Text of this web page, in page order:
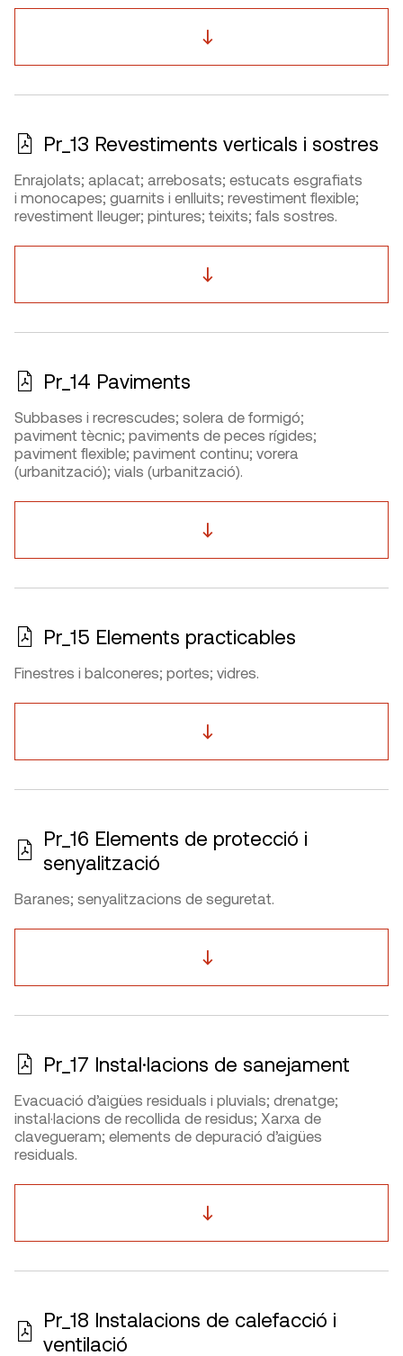
Pr_13 Revestiments verticals i sostres
Enrajolats; aplacat; arrebosats; estucats esgrafiats
i monocapes; guarnits i enlluits; revestiment flexible;
revestiment lleuger; pintures; teixits; fals sostres.
Pr_14 Paviments
Subbases i recrescudes; solera de formigó;
paviment tècnic; paviments de peces rígides;
paviment flexible; paviment continu; vorera
(urbanització); vials (urbanització).
Pr_15 Elements practicables
Finestres i balconeres; portes; vidres.
Pr_16 Elements de protecció i
senyalització
Baranes; senyalitzacions de seguretat.
Pr_17 Instal·lacions de sanejament
Evacuació d’aigües residuals i pluvials; drenatge;
instal·lacions de recollida de residus; Xarxa de
clavegueram; elements de depuració d’aigües
residuals.
Pr_18 Instalacions de calefacció i
ventilació